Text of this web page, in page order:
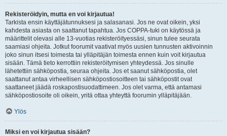
Rekisteröidyin, mutta en voi kirjautua!
Tarkista ensin käyttäjätunnuksesi ja salasanasi. Jos ne ovat oikein, yksi
kahdesta asiasta on saattanut tapahtua. Jos COPPA-tuki on käytössä ja
määrittelit olevasi alle 13-vuotias rekisteröityessäsi, sinun tulee seurata
saamiasi ohjeita. Jotkut foorumit vaativat myös uusien tunnusten aktivoinnin
joko sinun itsesi toimesta tai ylläpitäjän toimesta ennen kuin voit kirjautua
sisään. Tämä tieto kerrottiin rekisteröitymisen yhteydessä. Jos sinulle
lähetettiin sähköpostia, seuraa ohjeita. Jos et saanut sähköpostia, olet
saattanut antaa virheellisen sähköpostiosoitteen tai sähköpostit ovat
saattaneet jäädä roskapostisuodattimeen. Jos olet varma, että antamasi
sähköpostiosoite oli oikein, yritä ottaa yhteyttä foorumin ylläpitäjään.
Ylös
Miksi en voi kirjautua sisään?